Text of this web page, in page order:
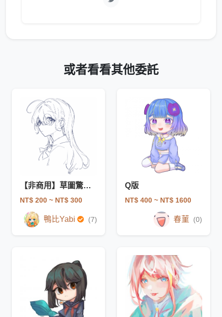
或者看看其他委託
【非商用】草圖驚喜包
NT$ 200 ~ NT$ 300
鴨比Yabi (7)
Q版
NT$ 400 ~ NT$ 1600
春菫 (0)